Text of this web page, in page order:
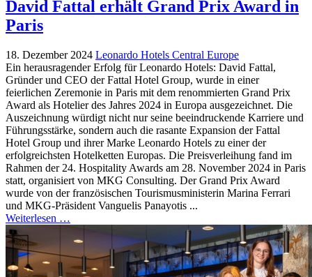
David Fattal erhält Grand Prix Award in
Paris
18. Dezember 2024 Leonardo Hotels Central Europe
Ein herausragender Erfolg für Leonardo Hotels: David Fattal,
Gründer und CEO der Fattal Hotel Group, wurde in einer
feierlichen Zeremonie in Paris mit dem renommierten Grand Prix
Award als Hotelier des Jahres 2024 in Europa ausgezeichnet. Die
Auszeichnung würdigt nicht nur seine beeindruckende Karriere und
Führungsstärke, sondern auch die rasante Expansion der Fattal
Hotel Group und ihrer Marke Leonardo Hotels zu einer der
erfolgreichsten Hotelketten Europas. Die Preisverleihung fand im
Rahmen der 24. Hospitality Awards am 28. November 2024 in Paris
statt, organisiert von MKG Consulting. Der Grand Prix Award
wurde von der französischen Tourismusministerin Marina Ferrari
und MKG-Präsident Vanguelis Panayotis ...
Weiterlesen …